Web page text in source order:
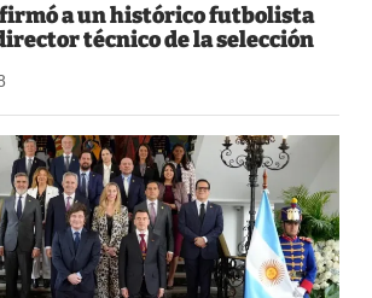
a un histórico futbolista
técnico de la selección